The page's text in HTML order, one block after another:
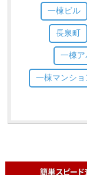
一棟ビル
長泉町
一棟ア
一棟マンショ